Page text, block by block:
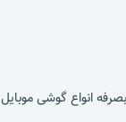
انواع گوشی